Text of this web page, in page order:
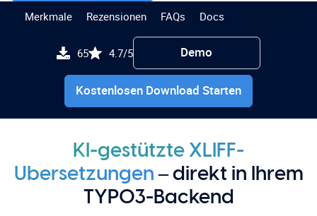
Merkmale Rezensionen FAQs Docs
65 4.7/5 Demo
Kostenlosen Download Starten
KI-gestützte XLIFF-
Übersetzungen – direkt in Ihrem
TYPO3-Backend